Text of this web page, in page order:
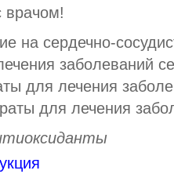
врачом!
на сердечно-
заболеваний
для лечения
для лечения